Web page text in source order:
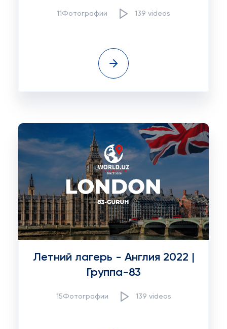
11Фотографии 139 videos
Летний лагерь - Англия 2022 |
Группа-83
15Фотографии 139 videos